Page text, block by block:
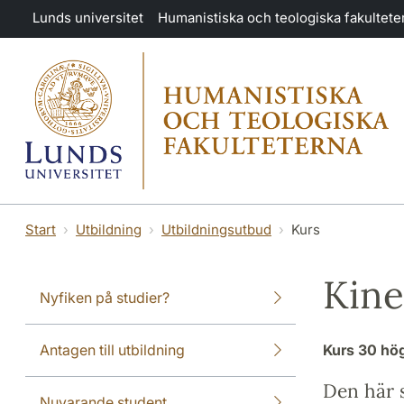
Hoppa till huvudinnehåll
Lunds universitet Humanistiska och teologiska
Start Utbildning Utbildningsutbud Kurs
Nyfiken på studier?
Antagen till utbildning Kurs 30
Den här